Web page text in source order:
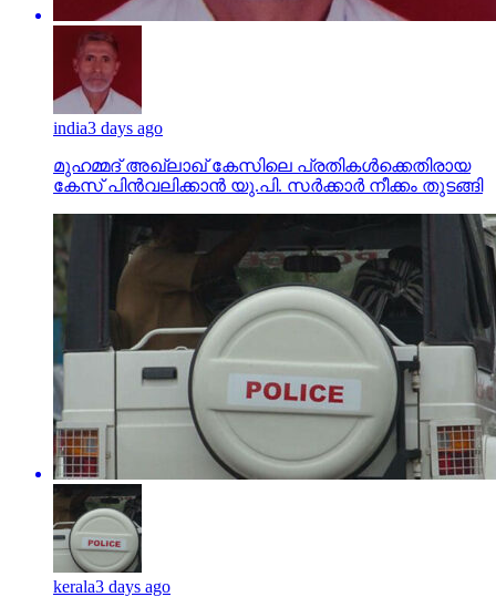
india3 days ago
മുഹമ്മദ് അഖ്‌ലാഖ് കേസിലെ പ്രതികള്‍ക്കെതിരായ
കേസ് പിന്‍വലിക്കാന്‍ യു.പി. സര്‍ക്കാര്‍ നീക്കം തുടങ്ങി
kerala3 days ago